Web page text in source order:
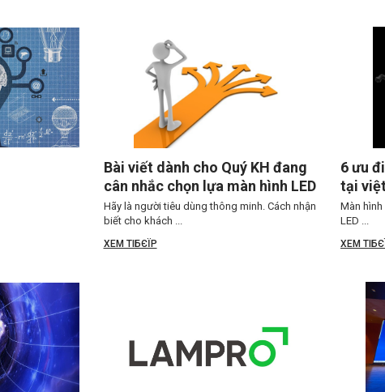
Bài viết dành cho Quý KH đang
cân nhắc chọn lựa màn hình LED
Hãy là người tiêu dùng thông minh. Cách nhận
biết cho khách ...
XEM TIБЄЇP
6 ưu
tại
Màn hình
LED ...
XEM